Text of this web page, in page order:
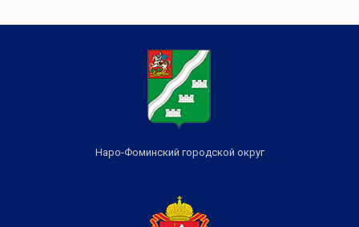
Наро-Фоминский городской округ